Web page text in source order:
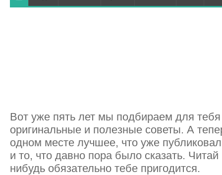
Вот уже пять лет мы подбираем для
оригинальные и полезные советы. А
одном месте лучшее, что уже
и то, что давно пора было сказать.
нибудь обязательно тебе пригодится.